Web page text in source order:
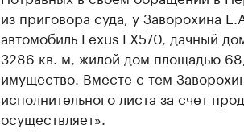
из приговора суда, у Заворохина
автомобиль Lexus LX570, дачный
3286 кв. м, жилой дом площадью
имущество. Вместе с тем
исполнительного листа за счет
осуществляет».